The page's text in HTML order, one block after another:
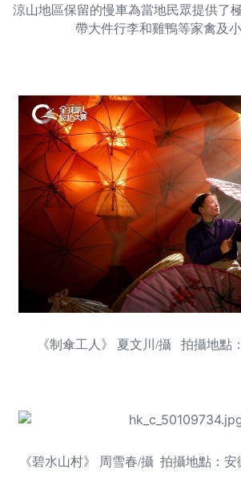
涼山地區保留的慢車為當地民眾提供了
帶大件行李和雞鴨等家禽及
《制傘工人》 夏文川/攝 拍攝地點
《碧水山村》 周雪春/攝 拍攝地點：